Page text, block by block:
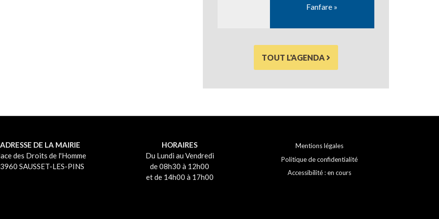
Fanfare »
TOUT L'AGENDA
ADRESSE DE LA MAIRIE
des Droits de l'Homme
SAUSSET-LES-PINS
HORAIRES
Du Lundi au Vendredi
de 08h30 à 12h00
et de 14h00 à 17h00
Mentions légales
Politique de confidentialité
Accessibilité : en cours